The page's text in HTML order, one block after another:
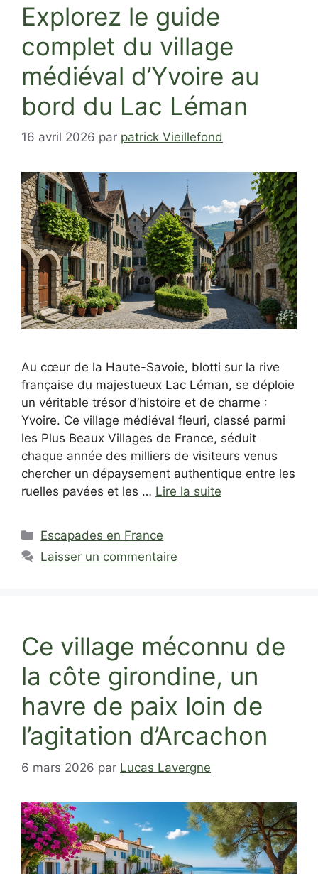
Explorez le guide
complet du village
médiéval d’Yvoire au
bord du Lac Léman
16 avril 2026 par patrick Vieillefond
Au cœur de la Haute-Savoie, blotti sur la rive
française du majestueux Lac Léman, se déploie
un véritable trésor d’histoire et de charme :
Yvoire. Ce village médiéval fleuri, classé parmi
les Plus Beaux Villages de France, séduit
chaque année des milliers de visiteurs venus
chercher un dépaysement authentique entre les
ruelles pavées et les … Lire la suite
Catégories
Escapades en France
Laisser un commentaire
Ce village méconnu de
la côte girondine, un
havre de paix loin de
l’agitation d’Arcachon
6 mars 2026 par Lucas Lavergne